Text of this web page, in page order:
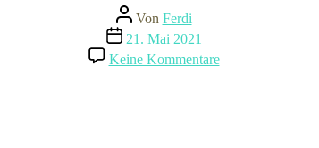
Beitragsautor
Von Ferdi
Beitragsdatum
21. Mai 2021
Keine Kommentarezu
Abfallmanagement